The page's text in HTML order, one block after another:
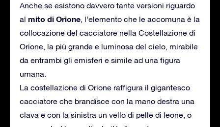
Anche se esistono davvero tante versioni riguardo
al mito di Orione, l’elemento che le accomuna è la
collocazione del cacciatore nella Costellazione di
Orione, la più grande e luminosa del cielo, mirabile
da entrambi gli emisferi e simile ad una figura
umana.
La costellazione di Orione raffigura il gigantesco
cacciatore che brandisce con la mano destra una
clava e con la sinistra un vello di pelle di leone, o